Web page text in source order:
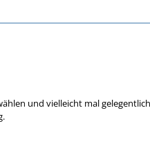
und vielleicht mal